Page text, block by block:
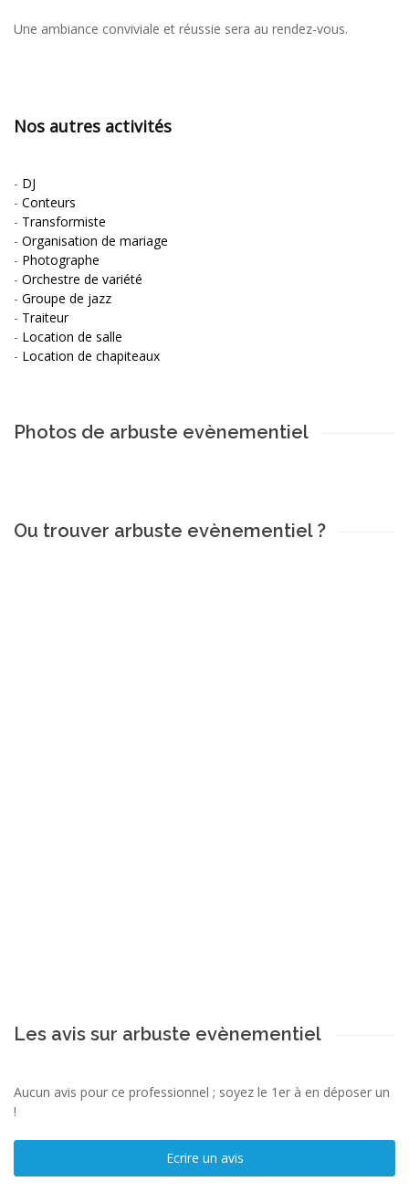
Une ambiance conviviale et réussie sera au rendez-vous.
Nos autres activités
- DJ
- Conteurs
- Transformiste
- Organisation de mariage
- Photographe
- Orchestre de variété
- Groupe de jazz
- Traiteur
- Location de salle
- Location de chapiteaux
Photos de arbuste evènementiel
Ou trouver arbuste evènementiel ?
Les avis sur arbuste evènementiel
Aucun avis pour ce professionnel ; soyez le 1er à en déposer un
!
Ecrire un avis